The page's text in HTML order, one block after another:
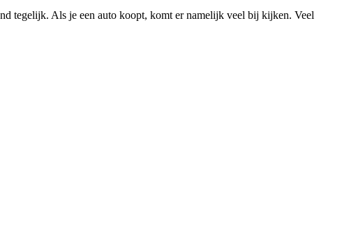
tegelijk. Als je een auto koopt, komt er namelijk veel bij kijken. Veel